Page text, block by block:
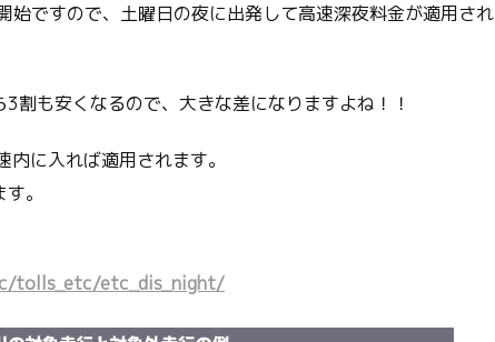
ですので、土曜日の夜に出発して高速深夜料金が適用され
割も安くなるので、大きな差になりますよね！！
に入れば適用されます。
。
tolls_etc/etc_dis_night/